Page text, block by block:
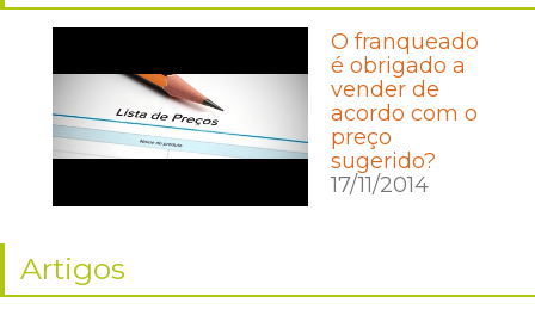
O franqueado
é obrigado a
vender de
acordo com o
preço
sugerido?
17/11/2014
Artigos